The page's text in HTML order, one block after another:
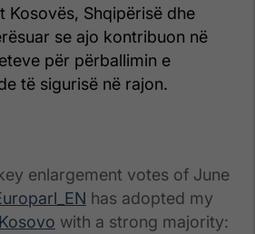
Kosovës, Shqipërisë dhe
se ajo kontribuon në
për përballimin e
të sigurisë në rajon.
enlargement votes of June
has adopted my
with a strong majority: